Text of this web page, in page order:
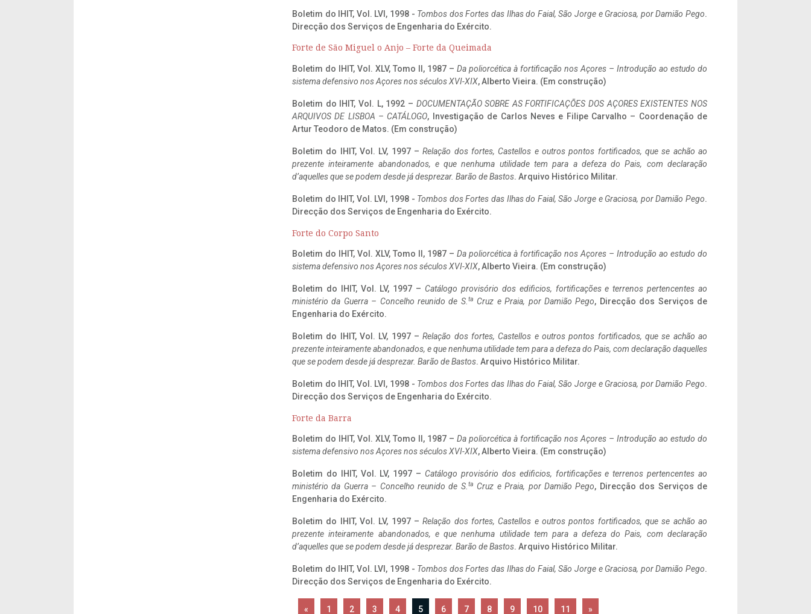
Boletim do IHIT, Vol. LVI, 1998 - Tombos dos Fortes das Ilhas do Faial, São Jorge e Graciosa, por Damião Pego.
Direcção dos Serviços de Engenharia do Exército.
Forte de São Miguel o Anjo – Forte da Queimada
Boletim do IHIT, Vol. XLV, Tomo II, 1987 – Da poliorcética à fortificação nos Açores – Introdução ao estudo do
sistema defensivo nos Açores nos séculos XVI-XIX, Alberto Vieira. (Em construção)
Boletim do IHIT, Vol. L, 1992 – DOCUMENTAÇÃO SOBRE AS FORTIFICAÇÕES DOS AÇORES EXISTENTES NOS
ARQUIVOS DE LISBOA – CATÁLOGO, Investigação de Carlos Neves e Filipe Carvalho – Coordenação de
Artur Teodoro de Matos. (Em construção)
Boletim do IHIT, Vol. LV, 1997 –Relação dos fortes, Castellos e outros pontos fortificados, que se achão ao
prezente inteiramente abandonados, e que nenhuma utilidade tem para a defeza do Pais, com declaração
d’aquelles que se podem desde já desprezar. Barão de Bastos. Arquivo Histórico Militar.
Boletim do IHIT, Vol. LVI, 1998 - Tombos dos Fortes das Ilhas do Faial, São Jorge e Graciosa, por Damião Pego.
Direcção dos Serviços de Engenharia do Exército.
Forte do Corpo Santo
Boletim do IHIT, Vol. XLV, Tomo II, 1987 – Da poliorcética à fortificação nos Açores – Introdução ao estudo do
sistema defensivo nos Açores nos séculos XVI-XIX, Alberto Vieira. (Em construção)
Boletim do IHIT, Vol. LV, 1997 – Catálogo provisório dos edificios, fortificações e terrenos pertencentes ao
ministério da Guerra – Concelho reunido de S. ta Cruz e Praia, por Damião Pego, Direcção dos Serviços de
Engenharia do Exército.
Boletim do IHIT, Vol. LV, 1997 –Relação dos fortes, Castellos e outros pontos fortificados, que se achão ao
prezente inteiramente abandonados, e que nenhuma utilidade tem para a defeza do Pais, com declaração daquelles
que se podem desde já desprezar. Barão de Bastos. Arquivo Histórico Militar.
Boletim do IHIT, Vol. LVI, 1998 - Tombos dos Fortes das Ilhas do Faial, São Jorge e Graciosa, por Damião Pego.
Direcção dos Serviços de Engenharia do Exército.
Forte da Barra
Boletim do IHIT, Vol. XLV, Tomo II, 1987 – Da poliorcética à fortificação nos Açores – Introdução ao estudo do
sistema defensivo nos Açores nos séculos XVI-XIX, Alberto Vieira. (Em construção)
Boletim do IHIT, Vol. LV, 1997 – Catálogo provisório dos edificios, fortificações e terrenos pertencentes ao
ministério da Guerra – Concelho reunido de S. ta Cruz e Praia, por Damião Pego, Direcção dos Serviços de
Engenharia do Exército.
Boletim do IHIT, Vol. LV, 1997 –Relação dos fortes, Castellos e outros pontos fortificados, que se achão ao
prezente inteiramente abandonados, e que nenhuma utilidade tem para a defeza do Pais, com declaração
d’aquelles que se podem desde já desprezar. Barão de Bastos. Arquivo Histórico Militar.
Boletim do IHIT, Vol. LVI, 1998 - Tombos dos Fortes das Ilhas do Faial, São Jorge e Graciosa, por Damião Pego.
Direcção dos Serviços de Engenharia do Exército.
« 1 2 3 4 5 6 7 8 9 10 11 »